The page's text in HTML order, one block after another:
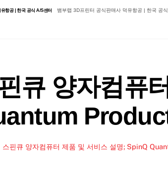
항공 | 한국 공식 A/S센터 뱀부랩 3D프린터 공식판매사 덕유항공 | 한국 공
큐 양자컴퓨
스핀큐 양자컴퓨터 제품 및 서비스 설명; SpinQ